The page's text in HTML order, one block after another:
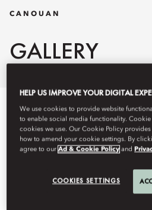
CANOUAN
GALLERY
ทั้งหมด ห้องพัก โรงแรม
HELP US IMPROVE YOUR DIGITAL
We use cookies to provide website
to enable social media functionality. Cookie
cookies we use. Our Cookie Policy
how to amend your cookie settings. By
agree to ourAd & Cookie Policy and
COOKIES SETTINGS